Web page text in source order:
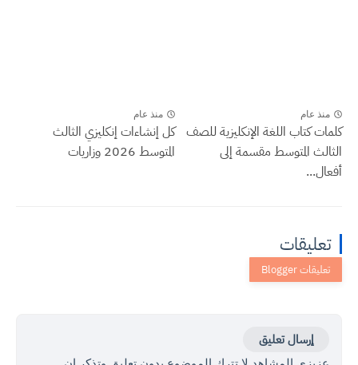
منذ عام
كلمات كتاب اللغة الإنكليزية للصف
الثالث المتوسط مقسمة إلى
أفعال...
منذ عام
كل إنشاءات إنكليزي الثالث
المتوسط 2026 وزاريات
تعليقات
إرسال تعليق